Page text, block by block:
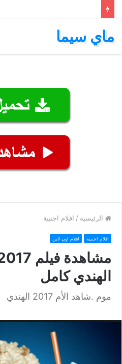
ماي سيما
الرئيسية / افلام اجنبية
افلام اجنبية افلام اون لاين
الهندي كامل
موم .شاهد الأم 2017 الهندي